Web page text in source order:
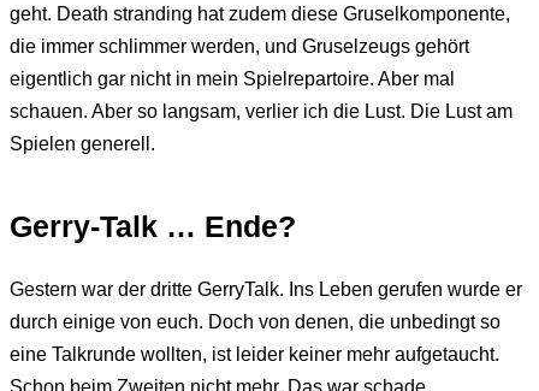
geht. Death stranding hat zudem diese Gruselkomponente,
die immer schlimmer werden, und Gruselzeugs gehört
eigentlich gar nicht in mein Spielrepartoire. Aber mal
schauen. Aber so langsam, verlier ich die Lust. Die Lust am
Spielen generell.
Gerry-Talk … Ende?
Gestern war der dritte GerryTalk. Ins Leben gerufen wurde er
durch einige von euch. Doch von denen, die unbedingt so
eine Talkrunde wollten, ist leider keiner mehr aufgetaucht.
Schon beim Zweiten nicht mehr. Das war schade.